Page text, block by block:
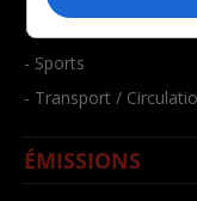
- Santé et bien-être
- Sports
- Transport /
ÉMISSIONS